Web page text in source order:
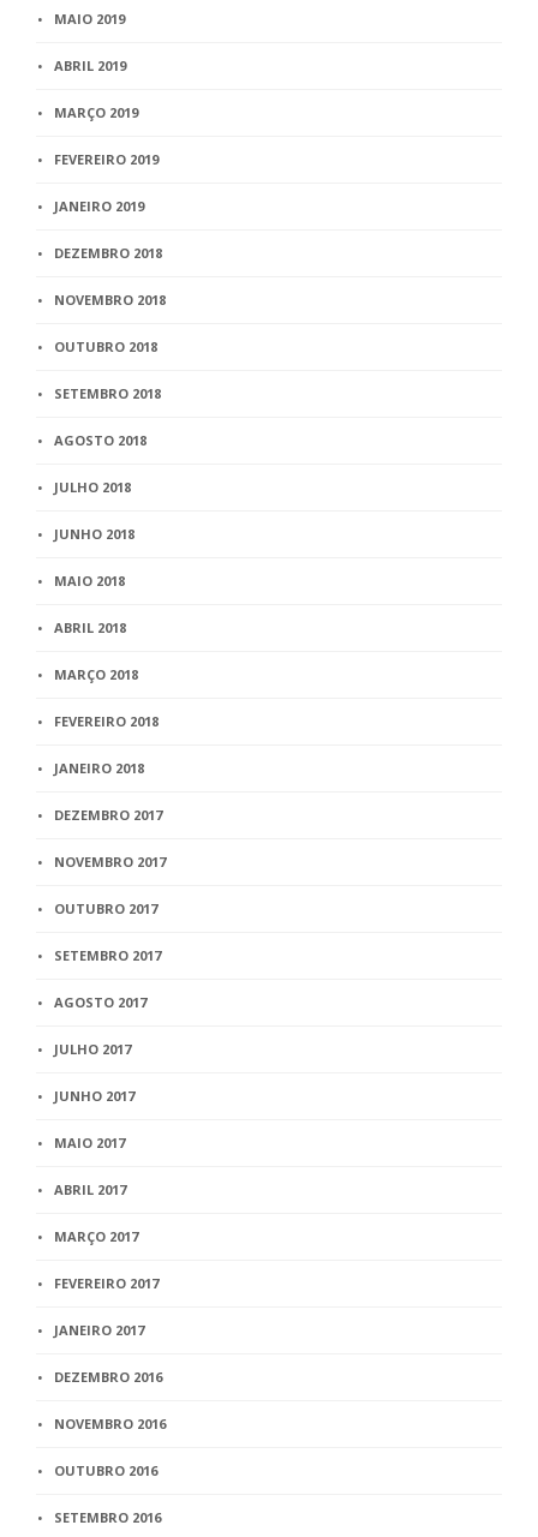
MAIO 2019
ABRIL 2019
MARÇO 2019
FEVEREIRO 2019
JANEIRO 2019
DEZEMBRO 2018
NOVEMBRO 2018
OUTUBRO 2018
SETEMBRO 2018
AGOSTO 2018
JULHO 2018
JUNHO 2018
MAIO 2018
ABRIL 2018
MARÇO 2018
FEVEREIRO 2018
JANEIRO 2018
DEZEMBRO 2017
NOVEMBRO 2017
OUTUBRO 2017
SETEMBRO 2017
AGOSTO 2017
JULHO 2017
JUNHO 2017
MAIO 2017
ABRIL 2017
MARÇO 2017
FEVEREIRO 2017
JANEIRO 2017
DEZEMBRO 2016
NOVEMBRO 2016
OUTUBRO 2016
SETEMBRO 2016